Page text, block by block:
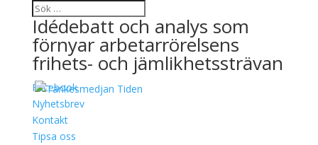
Idédebatt och analys som
förnyar arbetarrörelsens
frihets- och jämlikhetssträvan
Facebook
Nyhetsbrev
Kontakt
Tipsa oss
0 evenemang har hittats.